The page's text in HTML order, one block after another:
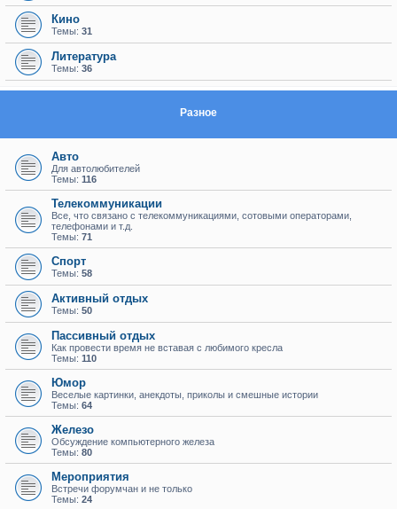
Кино
Темы: 31
Литература
Темы: 36
Разное
Авто
Для автолюбителей
Темы: 116
Телекоммуникации
Все, что связано с телекоммуникациями, сотовыми операторами,
телефонами и т.д.
Темы: 71
Спорт
Темы: 58
Активный отдых
Темы: 50
Пассивный отдых
Как провести время не вставая с любимого кресла
Темы: 110
Юмор
Веселые картинки, анекдоты, приколы и смешные истории
Темы: 64
Железо
Обсуждение компьютерного железа
Темы: 80
Мероприятия
Встречи форумчан и не только
Темы: 24